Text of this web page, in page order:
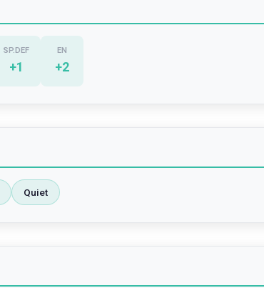
SP.DEF
+1
EN
+2
Quiet